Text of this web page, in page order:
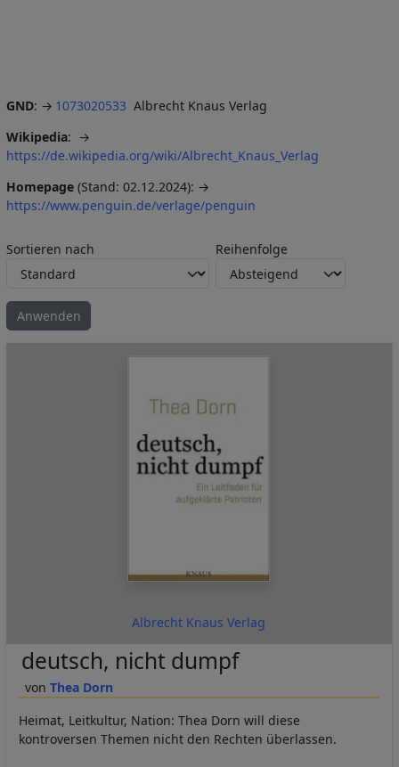
GND: 1073020533 Albrecht Knaus Verlag
Wikipedia:
https://de.wikipedia.org/wiki/Albrecht_Knaus_Verlag
Homepage (Stand: 02.12.2024):
https://www.penguin.de/verlage/penguin
Sortieren nach Reihenfolge
Albrecht Knaus Verlag
Thea Dorn
deutsch, nicht dumpf
Heimat, Leitkultur, Nation: Thea Dorn will diese
kontroversen Themen nicht den Rechten überlassen.